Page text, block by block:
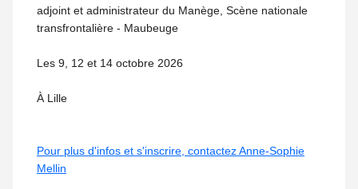
adjoint et administrateur du Manège, Scène nationale
transfrontalière - Maubeuge
Les 9, 12 et 14 octobre 2026
À Lille
Pour plus d'infos et s'inscrire, contactez Anne-Sophie
Mellin